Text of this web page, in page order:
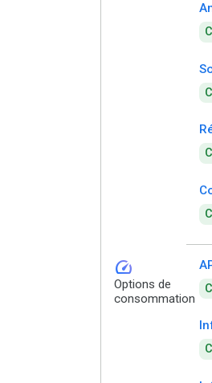
speed
Options de
consommation